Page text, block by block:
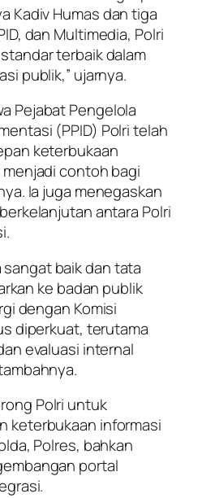
Kadiv Humas dan tiga
dan Multimedia, Polri
terbaik dalam
publik,” ujarnya.
Pejabat Pengelola
(PPID) Polri telah
keterbukaan
contoh bagi
Ia juga menegaskan
antara Polri
sangat baik dan tata
ke badan publik
dengan Komisi
diperkuat, terutama
evaluasi internal
Polri untuk
keterbukaan informasi
Polres, bahkan
portal